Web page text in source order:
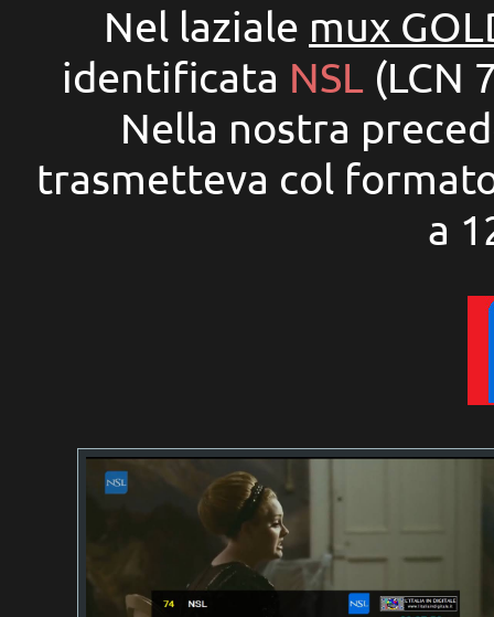
Nel laziale mux
identificata NSL (LCN
Nella nostra
trasmetteva col
a